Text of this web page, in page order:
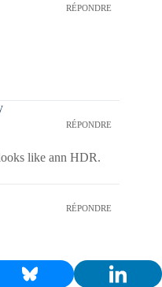
RÉPONDRE
RÉPONDRE
like ann HDR.
RÉPONDRE